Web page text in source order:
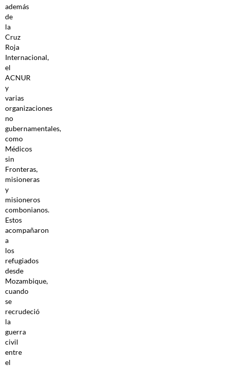
además
de
la
Cruz
Roja
Internacional,
el
ACNUR
y
varias
organizaciones
no
gubernamentales,
como
Médicos
sin
Fronteras,
misioneras
y
misioneros
combonianos.
Estos
acompañaron
a
los
refugiados
desde
Mozambique,
cuando
se
recrudeció
la
guerra
civil
entre
el